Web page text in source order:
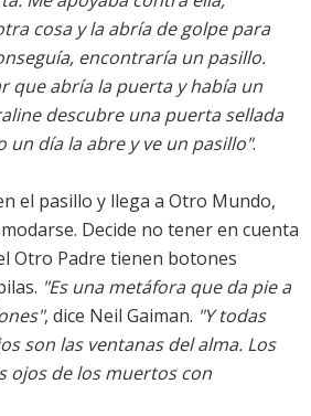
cosa y la abría de golpe para
encontraría un pasillo.
que abría la puerta y había un
descubre una puerta sellada
un día la abre y ve un pasillo".
el pasillo y llega a Otro Mundo,
Decide no tener en cuenta
Otro Padre tienen botones
"Es una metáfora que da pie a
, dice Neil Gaiman. "Y todas
son las ventanas del alma. Los
ojos de los muertos con